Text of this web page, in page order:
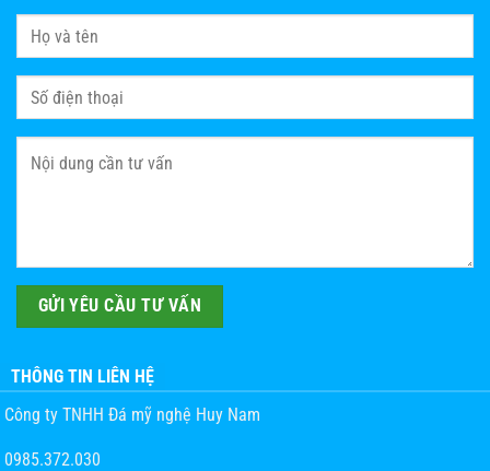
THÔNG TIN LIÊN HỆ
Công ty TNHH Đá mỹ nghệ Huy Nam
0985.372.030